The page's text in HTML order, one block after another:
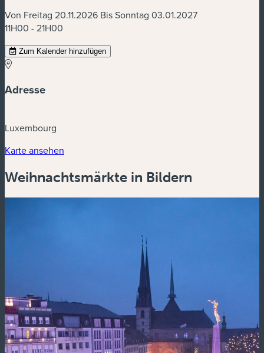
Von Freitag 20.11.2026 Bis Sonntag 03.01.2027
11H00 - 21H00
Zum Kalender hinzufügen
Adresse
Luxembourg
Karte ansehen
Weihnachtsmärkte in Bildern